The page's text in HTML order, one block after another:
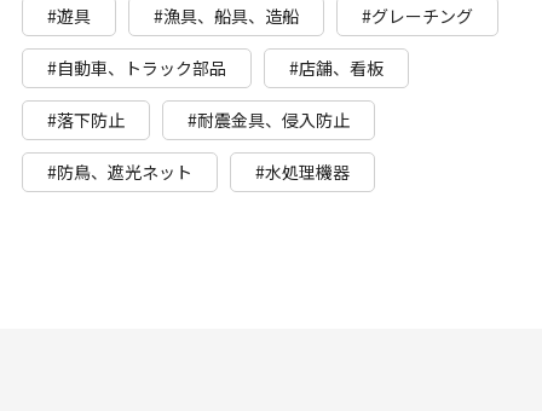
#遊具 #漁具、船具、造船 #グレーチング
#自動車、トラック部品 #店舗、看板
#落下防止 #耐震金具、侵入防止
#防鳥、遮光ネット #水処理機器